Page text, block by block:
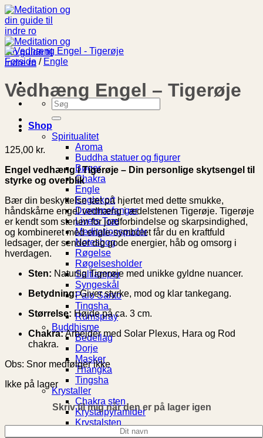
Fortsæt
til
indhold
Søg
efter:
Shop
Spiritualitet
Aroma
Buddha statuer og figurer
Bøger
Chakra
Engle
Englekort
Drømmefanger
Livets Træ
Meditationspuder
Notesbog
Røgelse
Røgelsesholder
Saltlamper
Syngeskål
Palo Santo
Tingsha
Rumspray
Buddhisme
Bedeflag
Dorje
Masker
Thangka
Tingsha
Krystaller
Chakra sten
Krystalpyramider
Krystalsten
Forside / Engle
Vedhæng Engel – Tigerøje
125,00 kr.
Engel vedhæng i Tigerøje – Din personlige skytsengel til
styrke og overblik
Bær din beskyttelse tæt på hjertet med dette smukke,
håndskårne engel vedhæng i ædelstenen Tigerøje. Tigerøje
er kendt som stenen for jordforbindelse og skarpsindighed,
og kombineret med engle-symbolet får du en kraftfuld
ledsager, der sender dig gode energier, håb og omsorg i
hverdagen.
Sten: Naturlig Tigerøje med unikke gyldne nuancer.
Betydning:Giver styrke, mod og klar tankegang.
Størrelse: Højde på ca. 3 cm.
Chakra:Arbejder med Solar Plexus, Hara og Rod
chakra.
Obs: Snor medfølger ikke
Ikke på lager
Skriv til mig når den er på lager igen